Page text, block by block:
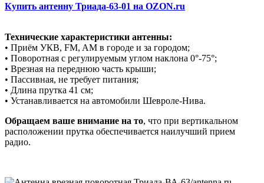
Купить антенну Триада-63-01 на OZON.ru
Технические характеристики антенны:
• Приём УКВ, FM, AM в городе и за городом;
• Поворотная с регулируемым углом наклона 0°-75°;
• Врезная на переднюю часть крыши;
• Пассивная, не требует питания;
• Длина прутка 41 см;
• Устанавливается на автомобили Шевроле-Нива.
Обращаем ваше внимание на то, что при вертикальном
расположении прутка обеспечивается наилучший прием
радио.